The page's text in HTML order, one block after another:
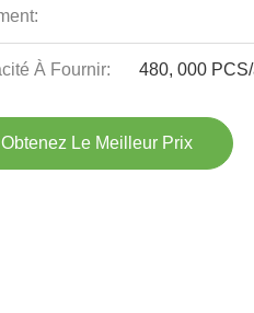
À Fournir: 480, 000
Obtenez Le Meilleur Prix